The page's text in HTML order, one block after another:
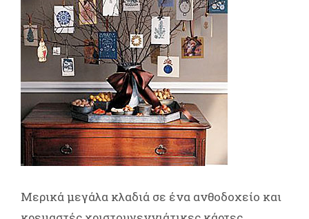
Μερικά μεγάλα κλαδιά σε ένα ανθοδοχείο και